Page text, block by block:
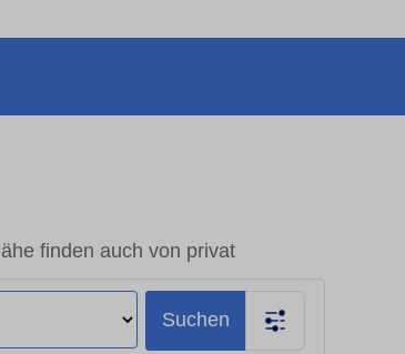
finden auch von privat
Suchen